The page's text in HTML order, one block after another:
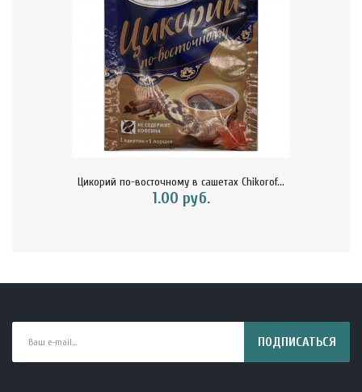
Цикорий по-восточному в сашетах Chikorof...
1.00 руб.
ПОДПИСАТЬСЯ